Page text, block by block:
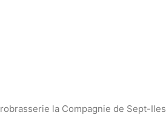
la Compagnie de Sept-Iles